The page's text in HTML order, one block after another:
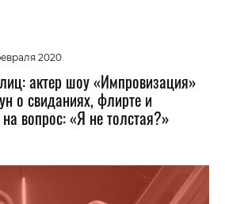
2020
актер шоу «Импровизация»
о свиданиях, флирте и
вопрос: «Я не толстая?»